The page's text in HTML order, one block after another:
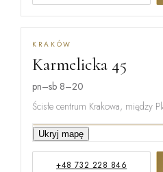
KRAKÓW
Karmelicka 45
pn–sb 8–20
Ścisłe centrum Krakowa, między
Ukryj mapę
+48 732 228 846